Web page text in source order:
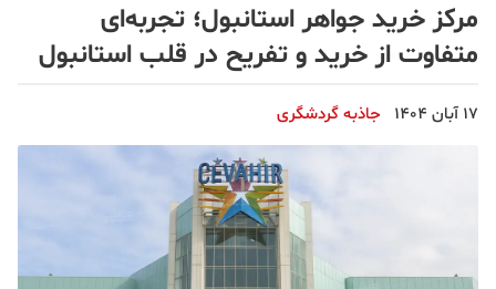
حقوقی
مرکز خرید جواهر استانبول؛ تجربه‌ای
متفاوت از خرید و تفریح در قلب استانبول
17 آبان 1404 جاذبه گردشگری